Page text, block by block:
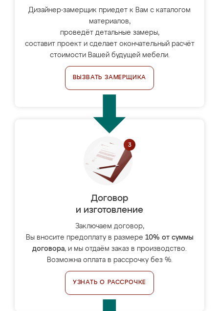
Дизайнер-замерщик приедет к Вам с каталогом
материалов,
проведёт детальные замеры,
составит проект и сделает окончательный расчёт
стоимости Вашей будущей мебели.
ВЫЗВАТЬ ЗАМЕРЩИКА
Договор
и изготовление
Заключаем договор,
Вы вносите предоплату в размере 10% от суммы
договора, и мы отдаём заказ в производство.
Возможна оплата в рассрочку без %.
УЗНАТЬ О РАССРОЧКЕ